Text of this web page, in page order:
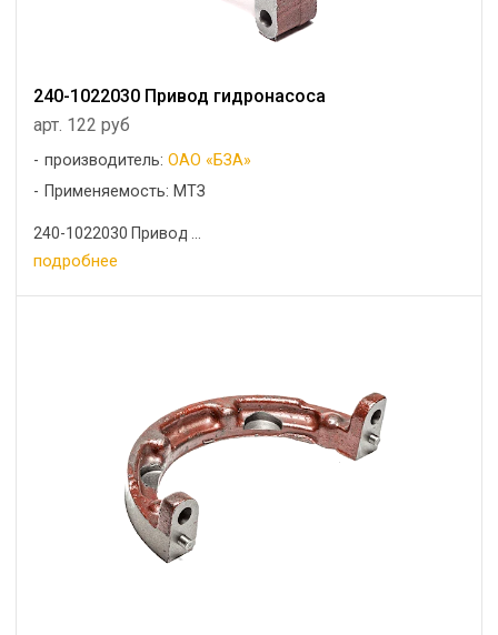
240-1022030 Привод гидронасоса
арт. 122 руб
производитель:ОАО «БЗА»
Применяемость: МТЗ
240-1022030 Привод ...
подробнее